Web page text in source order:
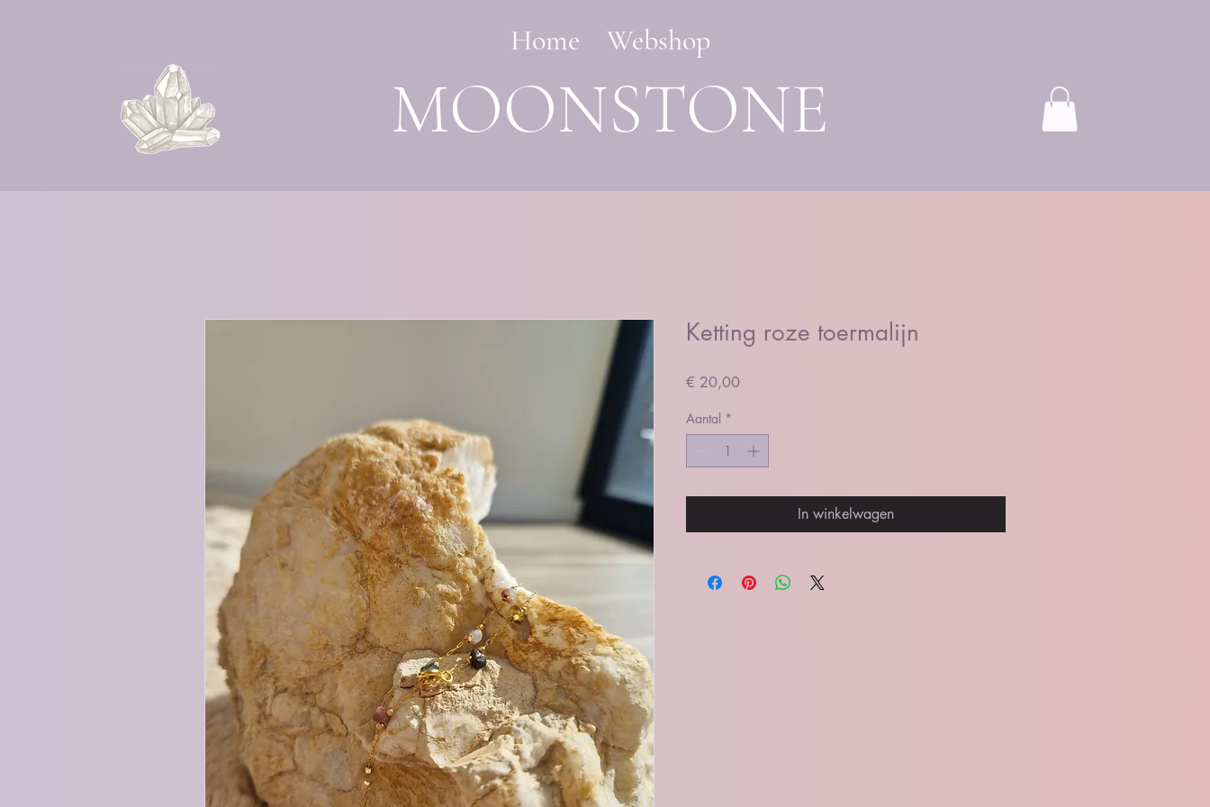
Home Webshop
MOONSTONE
Ketting roze toermalijn
€ 20,00
Aantal *
In winkelwagen